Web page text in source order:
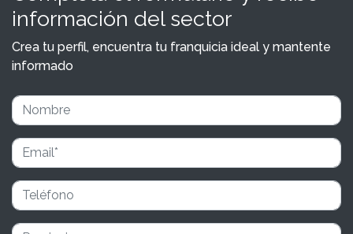
información del sector
Crea tu perfil, encuentra tu franquicia ideal y mantente
informado